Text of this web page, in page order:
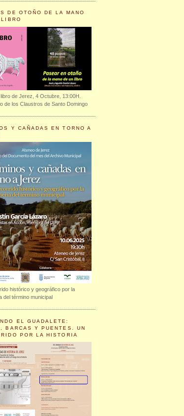
DE OTOÑO DE LA MANO
de Jerez, 4 Octubre, 13:00H.
de los Claustros de Santo Domingo
Y CAÑADAS EN TORNO A
histórico y geográfico por la
del término municipal
EL GUADALETE:
BARCAS Y PUENTES. UN
POR LA HISTORIA